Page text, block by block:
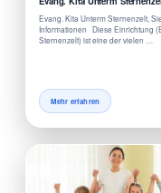
Evang. Kita Unterm Sternenzelt,
Informationen Diese Einrichtung
Sternenzelt) ist eine der vielen …
Mehr erfahren